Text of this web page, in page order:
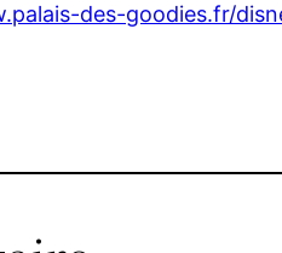
des-goodies.fr/